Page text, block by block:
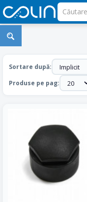
Sortare după:
Produse pe pag: